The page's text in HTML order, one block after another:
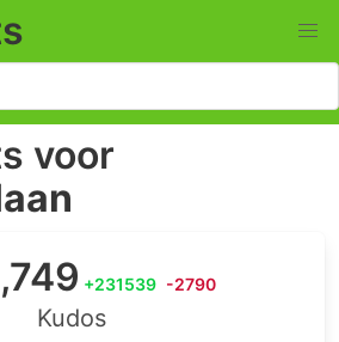
voor
+231539 -2790
Kudos